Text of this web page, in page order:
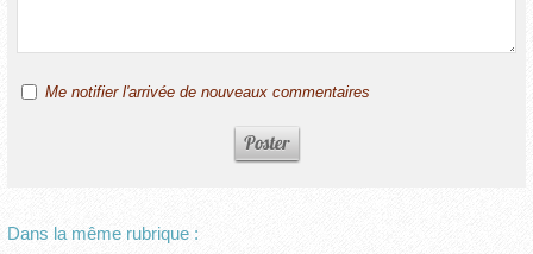
Me notifier l'arrivée de nouveaux commentaires
Dans la même rubrique :